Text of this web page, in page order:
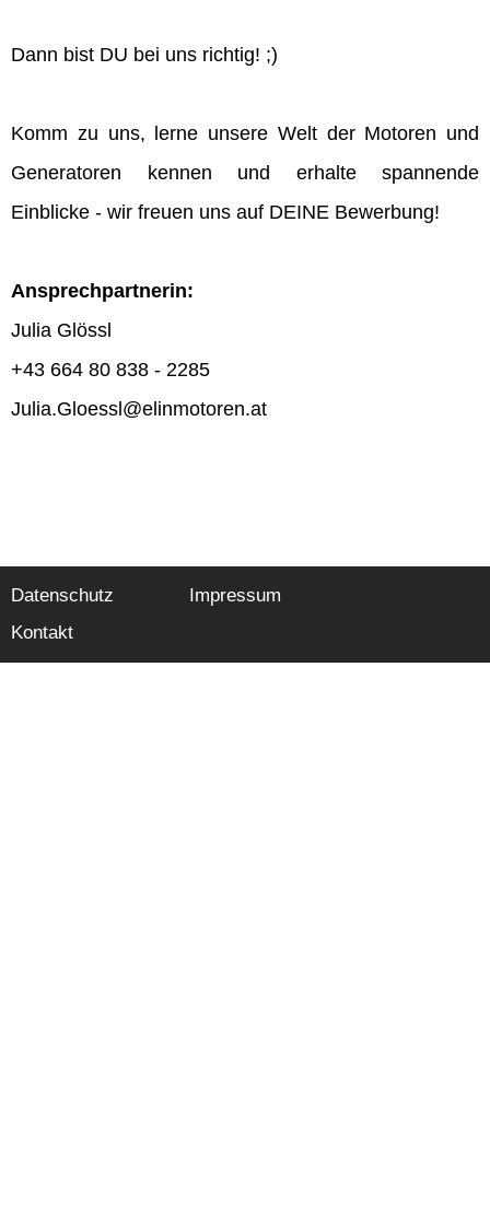
Dann bist DU bei uns richtig! ;)
Komm zu uns, lerne unsere Welt der Motoren und
Generatoren kennen und erhalte spannende
Einblicke - wir freuen uns auf DEINE Bewerbung!
Ansprechpartnerin:
Julia Glössl
+43 664 80 838 - 2285
Julia.Gloessl@elinmotoren.at
Datenschutz
Impressum
Kontakt